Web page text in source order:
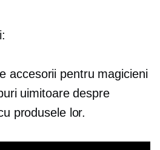
accesorii pentru magicieni
uimitoare despre
produsele lor.